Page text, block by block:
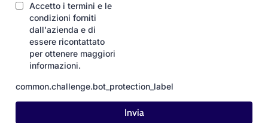
Accetto i termini e le
condizioni forniti
dall'azienda e di
essere ricontattato
per ottenere maggiori
informazioni.
common.challenge.bot_protection_label
Invia